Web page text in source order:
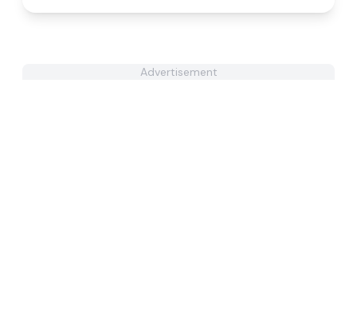
Advertisement